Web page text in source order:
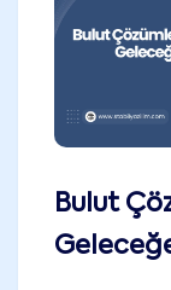
Bulut